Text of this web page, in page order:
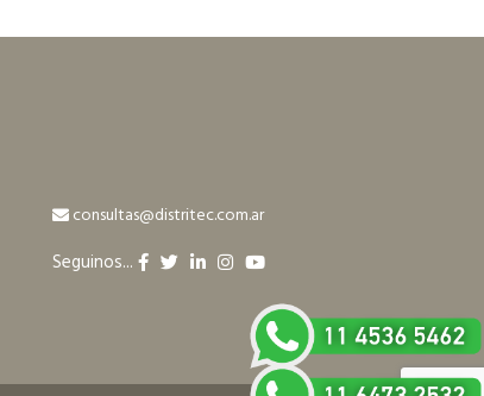
consultas@distritec.com.ar
Seguinos...